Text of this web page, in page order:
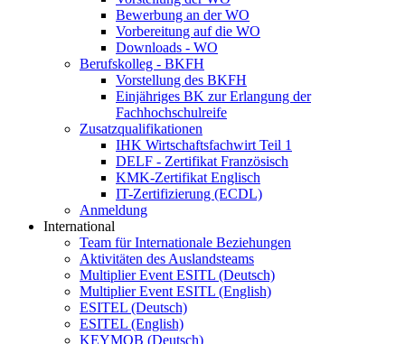
Bewerbung an der WO
Vorbereitung auf die WO
Downloads - WO
Berufskolleg - BKFH
Vorstellung des BKFH
Einjähriges BK zur Erlangung der
Fachhochschulreife
Zusatzqualifikationen
IHK Wirtschaftsfachwirt Teil 1
DELF - Zertifikat Französisch
KMK-Zertifikat Englisch
IT-Zertifizierung (ECDL)
Anmeldung
International
Team für Internationale Beziehungen
Aktivitäten des Auslandsteams
Multiplier Event ESITL (Deutsch)
Multiplier Event ESITL (English)
ESITEL (Deutsch)
ESITEL (English)
KEYMOB (Deutsch)